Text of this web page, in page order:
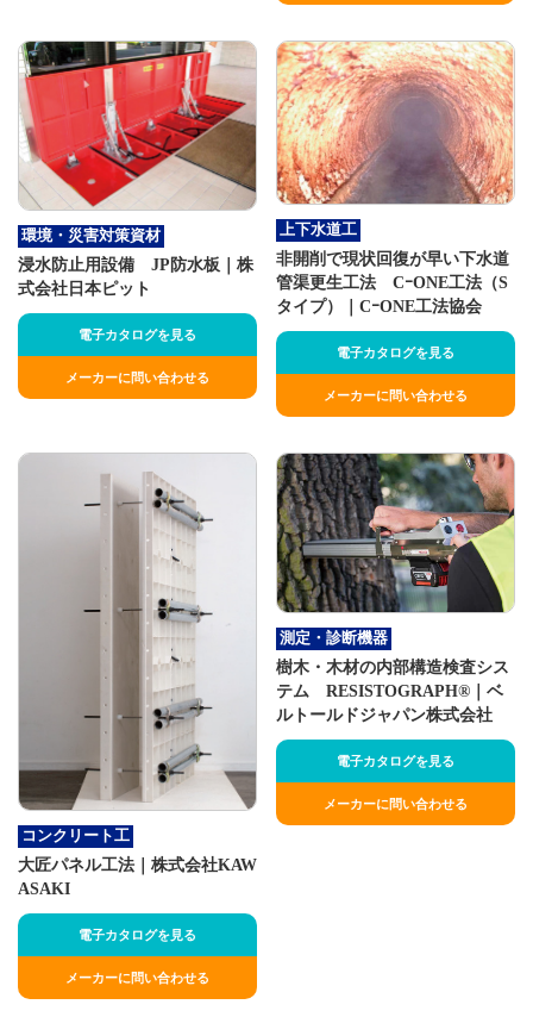
環境・災害対策資材
浸水防止用設備 JP防水板｜株
式会社日本ピット
電子カタログを見る
メーカーに問い合わせる
上下水道工
非開削で現状回復が早い下水道
管渠更生工法 CｰONE工法（S
タイプ）｜CｰONE工法協会
電子カタログを見る
メーカーに問い合わせる
コンクリート工
大匠パネル工法｜株式会社KAW
ASAKI
電子カタログを見る
メーカーに問い合わせる
測定・診断機器
樹木・木材の内部構造検査シス
テム RESISTOGRAPH®｜ベ
ルトールドジャパン株式会社
電子カタログを見る
メーカーに問い合わせる